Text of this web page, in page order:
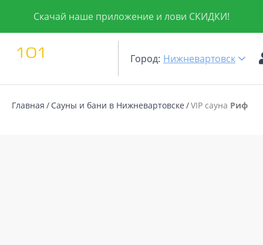
Скачай наше приложение и лови СКИДКИ!
Город: Нижневартовск
Главная Сауны и бани в Нижневартовске VIP сауна Риф